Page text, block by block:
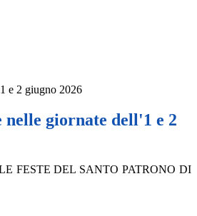
e 2 giugno 2026
nelle giornate dell'1 e 2
FESTE DEL SANTO PATRONO DI